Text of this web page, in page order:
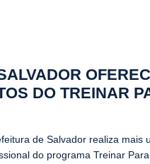
DO TREINAR
de Salvador realiza mais
do programa Treinar Para